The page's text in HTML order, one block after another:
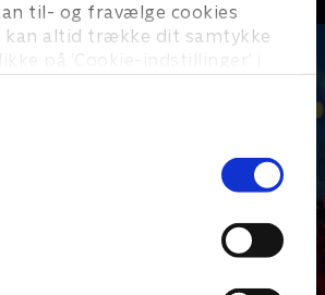
til- og fravælge cookies
kan altid trække dit samtykke
på ’Cookie-indstillinger’ i